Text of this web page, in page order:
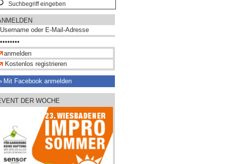
Kostenlos registrieren
Mit Facebook anmelden
DER WOCHE